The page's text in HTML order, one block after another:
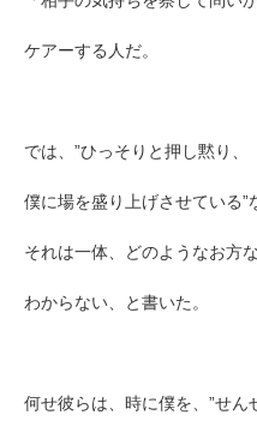
ケアーする人だ。
では、”ひっそりと押し黙り、
僕に場を盛り上げさせている”
それは一体、どのようなお方な
わからない、と書いた。
何せ彼らは、時に僕を、”せん